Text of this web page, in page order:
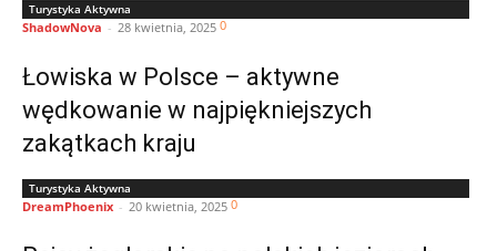
Turystyka Aktywna
ShadowNova - 28 kwietnia, 2025 0
Łowiska w Polsce – aktywne
wędkowanie w najpiękniejszych
zakątkach kraju
Turystyka Aktywna
DreamPhoenix - 20 kwietnia, 2025 0